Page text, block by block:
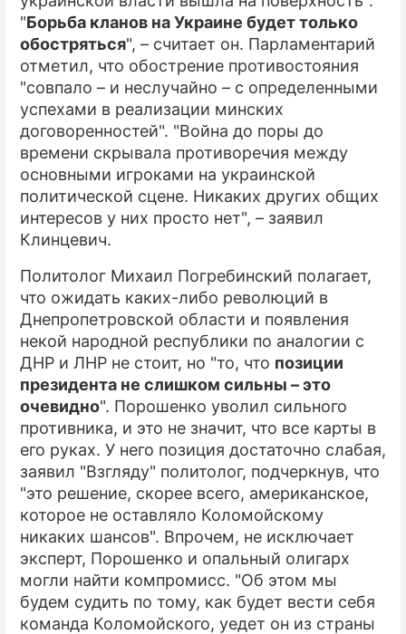
"Борьба кланов на Украине будет только
обостряться", – считает он. Парламентарий
отметил, что обострение противостояния
"совпало – и неслучайно – с определенными
успехами в реализации минских
договоренностей". "Война до поры до
времени скрывала противоречия между
основными игроками на украинской
политической сцене. Никаких других общих
интересов у них просто нет", – заявил
Клинцевич.
Политолог Михаил Погребинский полагает,
что ожидать каких-либо революций в
Днепропетровской области и появления
некой народной республики по аналогии с
ДНР и ЛНР не стоит, но "то, что позиции
президента не слишком сильны – это
очевидно". Порошенко уволил сильного
противника, и это не значит, что все карты в
его руках. У него позиция достаточно слабая,
заявил "Взгляду" политолог, подчеркнув, что
"это решение, скорее всего, американское,
которое не оставляло Коломойскому
никаких шансов". Впрочем, не исключает
эксперт, Порошенко и опальный олигарх
могли найти компромисс. "Об этом мы
будем судить по тому, как будет вести себя
команда Коломойского, уедет он из страны